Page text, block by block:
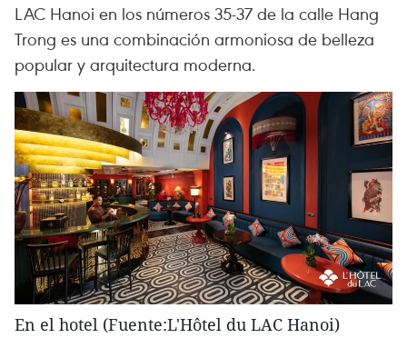
LAC Hanoi en los números 35-37 de la calle Hang
Trong es una combinación armoniosa de belleza
popular y arquitectura moderna.
En el hotel (Fuente:L'Hôtel du LAC Hanoi)